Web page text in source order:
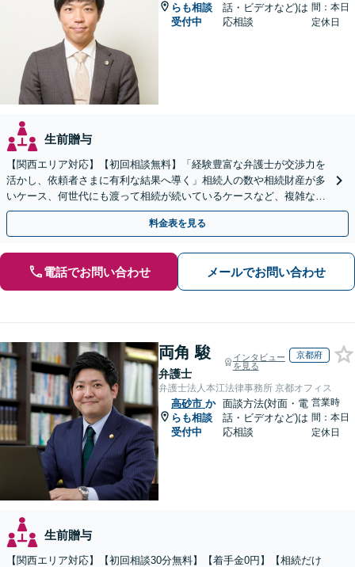
らも相談
受付中
話・ビデオなど)は
応相談
間：本日
定休日
生前贈与
【関西エリア対応】【初回相談無料】「経験豊富な弁護士が交渉力を
活かし、依頼者さまに有利な結果へ導く」相続人の数や相続財産が多
いケース、何世代にも渡って相続が続いているケースなど、複雑な事
案でも対応！協議、調停、審判どのフェーズからも相談可
料金表を見る
電話でお問い合わせ メールでお問い合わせ
両角 駿
弁護士
インタビュー
を見る
京都府
弁護士法人本江法律事務所 京都オフィス
高砂市 か
らも相談
受付中
面談方法(対面・電
話・ビデオなど)は
応相談
営業時
間：本日
定休日
生前贈与
【関西エリア対応】【初回相談30分無料】【着手金0円】【相続だけ